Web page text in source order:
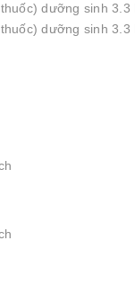
dưỡng sinh 3.3
dưỡng sinh